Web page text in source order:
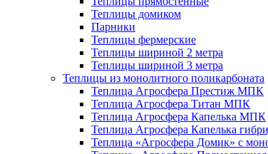
Теплицы домиком
Парники
Теплицы фермерские
Теплицы шириной 2 метра
Теплицы шириной 3 метра
Теплицы из монолитного поликарбоната
Теплица Агросфера Престиж МПК
Теплица Агросфера Титан МПК
Теплица Агросфера Капелька МПК
Теплица Агросфера Капелька
Теплица «Агросфера Домик» с